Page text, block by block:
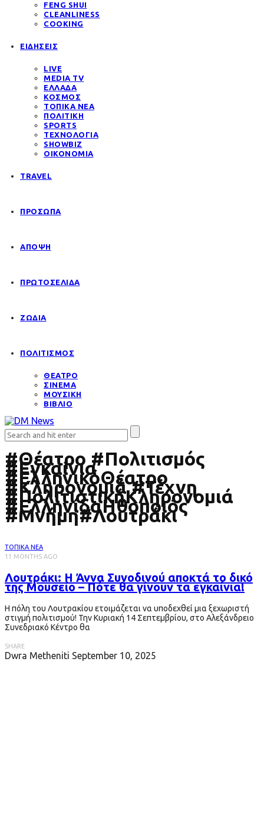
FENG SHUI
CLEANLINESS
COOKING
ΕΙΔΗΣΕΙΣ
LIVE
MEDIA TV
ΕΛΛΑΔΑ
ΚΟΣΜΟΣ
ΤΟΠΙΚΑ ΝΕΑ
ΠΟΛΙΤΙΚΗ
SPORTS
ΤΕΧΝΟΛΟΓΙΑ
SHOWBIZ
ΟΙΚΟΝΟΜΙΑ
TRAVEL
ΠΡΟΣΩΠΑ
ΑΠΟΨΗ
ΠΡΩΤΟΣΕΛΙΔΑ
ΖΩΔΙΑ
ΠΟΛΙΤΙΣΜΟΣ
ΘΕΑΤΡΟ
ΣΙΝΕΜΑ
ΜΟΥΣΙΚΗ
ΒΙΒΛΙΟ
#Θέατρο #Πολιτισμός
#Εγκαίνια
#ΕλληνικόΘέατρο
#Κληρονομιά #Τέχνη
#ΠολιτιστικήΚληρονομιά
#ΕλληνίδαΗθοποιός
#Μνήμη#Λουτράκι
ΤΟΠΙΚΑ ΝΕΑ
11 MONTHS AGO
Λουτράκι: Η Άννα Συνοδινού αποκτά το δικό
της Μουσείο – Πότε θα γίνουν τα εγκαίνια!
Η πόλη του Λουτρακίου ετοιμάζεται να υποδεχθεί μια ξεχωριστή
στιγμή πολιτισμού! Την Κυριακή 14 Σεπτεμβρίου, στο Αλεξάνδρειο
Συνεδριακό Κέντρο θα
SHARE
Dwra Metheniti September 10, 2025